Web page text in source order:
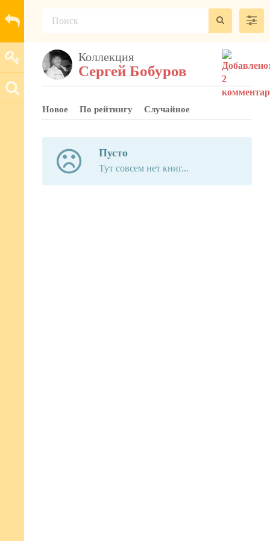
Коллекция
Сергей Бобуров
Новое По рейтингу Случайное
Пусто
Тут совсем нет книг...